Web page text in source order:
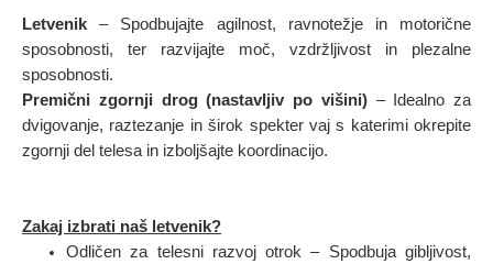
Letvenik– Spodbujajte agilnost, ravnotežje in motorične
sposobnosti, ter razvijajte moč, vzdržljivost in plezalne
sposobnosti.
Premični zgornji drog (nastavljiv po višini)– Idealno za
dvigovanje, raztezanje in širok spekter vaj s katerimi okrepite
zgornji del telesa in izboljšajte koordinacijo.
Zakaj izbrati naš letvenik?
Odličen za telesni razvoj otrok – Spodbuja gibljivost,